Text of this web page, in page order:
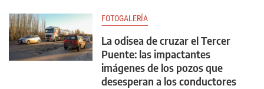
FOTOGALERÍA
La odisea de cruzar el Tercer
Puente: las impactantes
imágenes de los pozos que
desesperan a los conductores